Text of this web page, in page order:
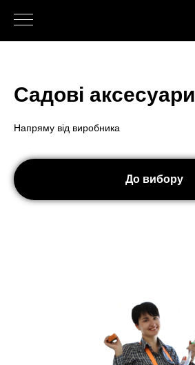
Cадові аксесуари
Напряму від виробника
До вибору